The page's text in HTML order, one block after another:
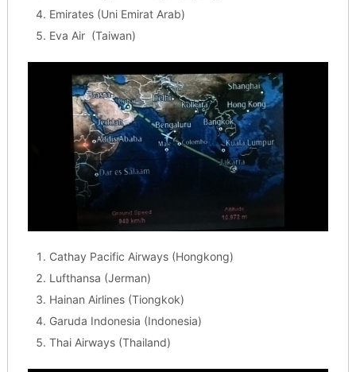
Emirates (Uni Emirat Arab)
Eva Air (Taiwan)
Cathay Pacific Airways (Hongkong)
Lufthansa (Jerman)
Hainan Airlines (Tiongkok)
Garuda Indonesia (Indonesia)
Thai Airways (Thailand)